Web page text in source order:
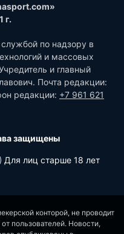
г.
по надзору в
и массовых
и главный
Почта редакции:
редакции: +7 961 621
защищены
Для лиц старше 18 лет
конторой, не проводит
пользователей. Новости,